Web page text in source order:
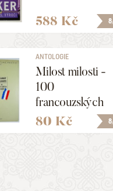
8
588 Kč
8
ANTOLOGIE
Milost milosti -
100
francouzských
sonetů
80 Kč